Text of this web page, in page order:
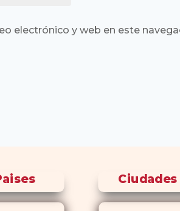
electrónico y web en este
Ciudades